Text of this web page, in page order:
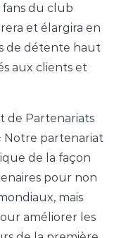
fans du club
et élargira en
de détente haut
aux clients et
de Partenariats
Notre partenariat
de la façon
pour non
mais
améliorer les